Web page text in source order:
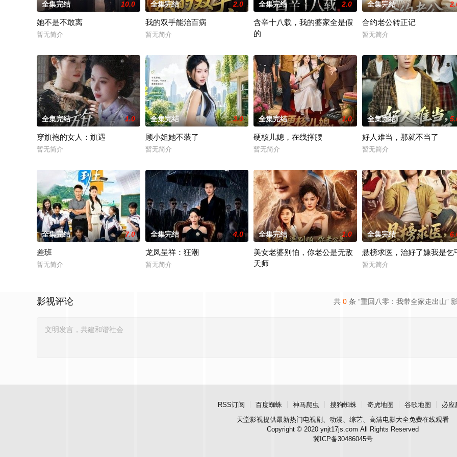
全集完结 10.0
她不是不敢离
暂无简介
全集完结 2.0
我的双手能治百病
暂无简介
全集完结 2.0
含辛十八载，我的婆家全是假
的
全集完结
合约老公转正记
暂无简介
全集完结 1.0
穿旗袍的女人：旗遇
暂无简介
全集完结 3.0
顾小姐她不装了
暂无简介
全集完结 1.0
硬核儿媳，在线撑腰
暂无简介
全集完结
好人难当，那就不当了
暂无简介
全集完结 7.0
差班
暂无简介
全集完结 4.0
龙凤呈祥：狂潮
暂无简介
全集完结 1.0
美女老婆别怕，你老公是无敌
天师
全集完结
悬榜求医，治好了嫌我是乞
暂无简介
共 0 条 “重回八零：我带全家走出山”
影视评论
RSS订阅 百度蜘蛛 神马爬虫 搜狗蜘蛛 奇虎地图 谷歌地图
必应
天堂影视提供最新热门电视剧、动漫、综艺、高清电影大全免费在线观看
Copyright © 2020 ynjt17js.com All Rights Reserved
冀ICP备30486045号